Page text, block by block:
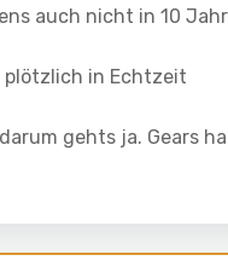
auch nicht in 10
plötzlich in Echtzeit
gehts ja. Gears